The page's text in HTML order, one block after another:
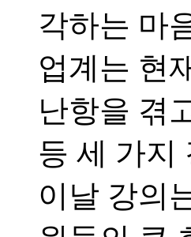
각하는 마
업계는 현
난항을 겪
등 세 가지
이날 강의